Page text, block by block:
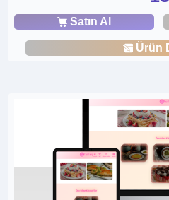
Satın Al
Ürün